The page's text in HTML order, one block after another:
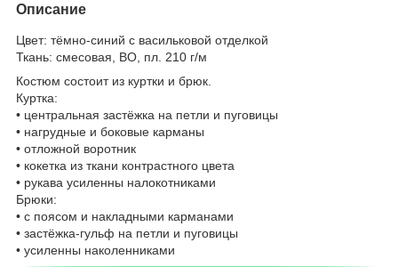
Описание
Цвет: тёмно-синий с васильковой отделкой
Ткань: смесовая, ВО, пл. 210 г/м
Костюм состоит из куртки и брюк.
Куртка:
• центральная застёжка на петли и пуговицы
• нагрудные и боковые карманы
• отложной воротник
• кокетка из ткани контрастного цвета
• рукава усиленны налокотниками
Брюки:
• с поясом и накладными карманами
• застёжка-гульф на петли и пуговицы
• усиленны наколенниками